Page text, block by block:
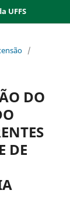
UFFS
/
DO
DE